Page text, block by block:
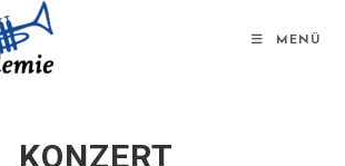
MENÜ
KONZERT